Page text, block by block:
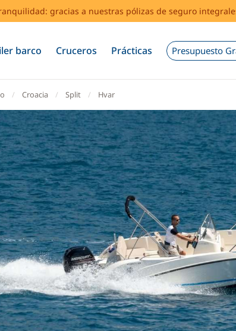
gracias a nuestras pólizas de seguro
barco Cruceros Prácticas Presupuesto
Croacia Split Hvar